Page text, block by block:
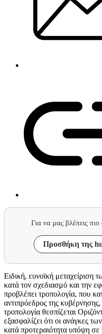
Για να μας βλέπεις
Προσθήκη της
Ειδική, ευνοϊκή μεταχείριση
κατά τον σχεδιασμό και την
προβλέπει τροπολογία, που
αντιπρόεδρος της
τροπολογία θεσπίζεται
εξασφαλίζει ότι οι ανάγκες
κατά προτεραιότητα υπόψη